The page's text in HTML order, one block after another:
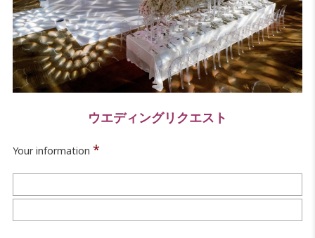
ウエディングリクエスト
Your information *